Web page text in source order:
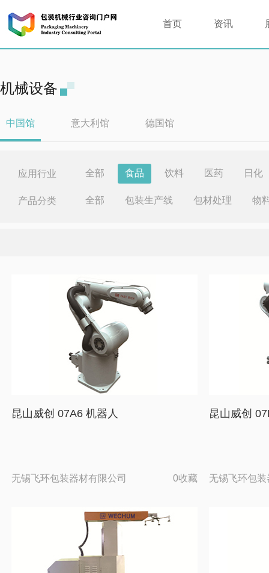
首页 资讯
机械设备
中国馆 意大利馆 德国馆
应用行业 全部 食品 饮料 医药 日化
产品分类 全部 包装生产线 包材处理 物
昆山威创 07A6 机器人
无锡飞环包装器材有限公司 0收藏
昆山威创
无锡飞环包